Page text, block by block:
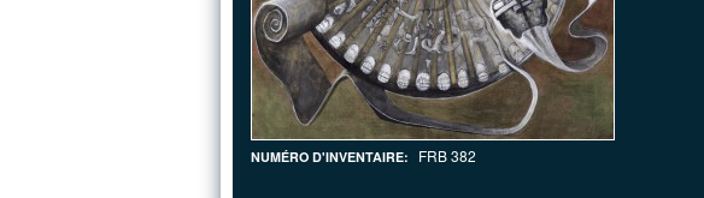
NUMÉRO D'INVENTAIRE: FRB 382